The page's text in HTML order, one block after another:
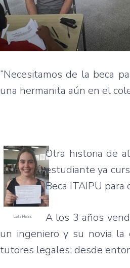
“Necesitamos de la beca
una hermanita aún en el
Leila Henn.
Otra historia de
estudiante ya
Beca ITAIPU para
A los 3 años
un ingeniero y su novia la
tutores legales; desde